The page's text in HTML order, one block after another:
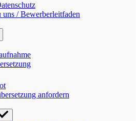
/ Bewerberleitfaden
anfordern